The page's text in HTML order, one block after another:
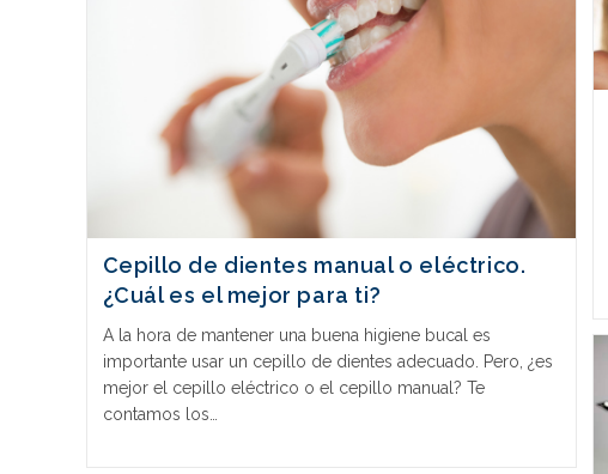
Cepillo de dientes manual o eléctrico.
¿Cuál es el mejor para ti?
A la hora de mantener una buena higiene bucal es
importante usar un cepillo de dientes adecuado. Pero, ¿es
mejor el cepillo eléctrico o el cepillo manual? Te
contamos los…